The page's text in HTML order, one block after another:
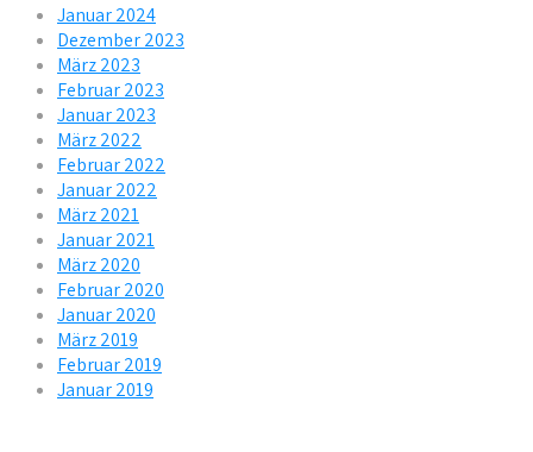
Januar 2024
Dezember 2023
März 2023
Februar 2023
Januar 2023
März 2022
Februar 2022
Januar 2022
März 2021
Januar 2021
März 2020
Februar 2020
Januar 2020
März 2019
Februar 2019
Januar 2019